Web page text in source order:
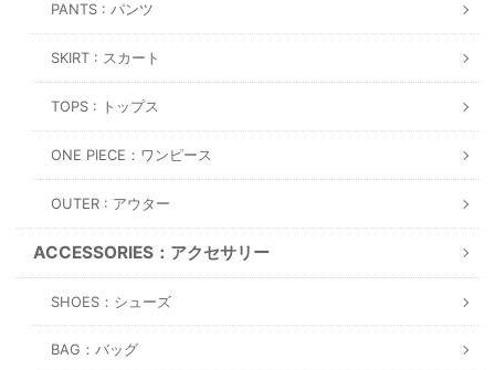
PANTS : パンツ
SKIRT : スカート
TOPS : トップス
ONE PIECE：ワンピース
OUTER : アウター
ACCESSORIES：アクセサリー
SHOES：シューズ
BAG：バッグ